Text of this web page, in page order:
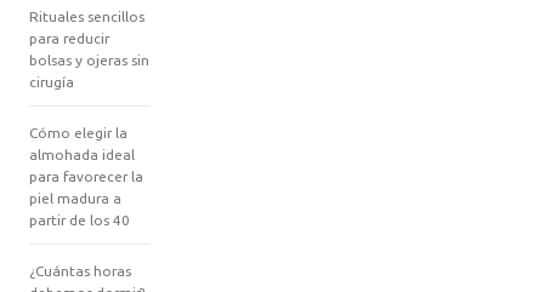
Rituales sencillos
para reducir
bolsas y ojeras sin
cirugía
Cómo elegir la
almohada ideal
para favorecer la
piel madura a
partir de los 40
¿Cuántas horas